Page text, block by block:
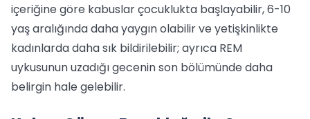
içeriğine göre kabuslar çocuklukta başlayabilir, 6-10
yaş aralığında daha yaygın olabilir ve yetişkinlikte
kadınlarda daha sık bildirilebilir; ayrıca REM
uykusunun uzadığı gecenin son bölümünde daha
belirgin hale gelebilir.